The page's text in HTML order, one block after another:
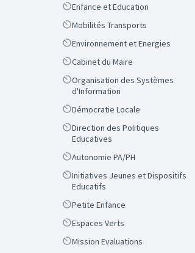
ScopeEnfance et Education
ScopeMobilités Transports
ScopeEnvironnement et Energies
ScopeCabinet du Maire
Scope
Organisation des Systèmes
d'Information
ScopeDémocratie Locale
Scope
Direction des Politiques
Educatives
ScopeAutonomie PA/PH
Scope
Initiatives Jeunes et Dispositifs
Educatifs
ScopePetite Enfance
ScopeEspaces Verts
ScopeMission Evaluations